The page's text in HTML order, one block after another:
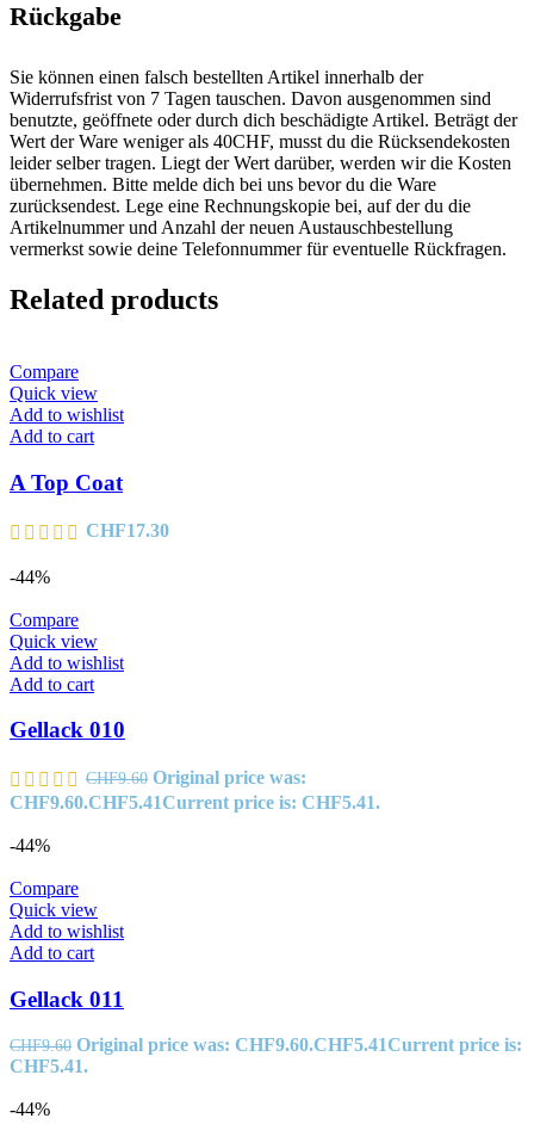
Rückgabe
Sie können einen falsch bestellten Artikel innerhalb der
Widerrufsfrist von 7 Tagen tauschen. Davon ausgenommen sind
benutzte, geöffnete oder durch dich beschädigte Artikel. Beträgt der
Wert der Ware weniger als 40CHF, musst du die Rücksendekosten
leider selber tragen. Liegt der Wert darüber, werden wir die Kosten
übernehmen. Bitte melde dich bei uns bevor du die Ware
zurücksendest. Lege eine Rechnungskopie bei, auf der du die
Artikelnummer und Anzahl der neuen Austauschbestellung
vermerkst sowie deine Telefonnummer für eventuelle Rückfragen.
Related products
Compare
Quick view
Add to wishlist
Add to cart
A Top Coat
CHF17.30
-44%
Compare
Quick view
Add to wishlist
Add to cart
Gellack 010
CHF9.60 Original price was:
CHF9.60.CHF5.41Current price is: CHF5.41.
-44%
Compare
Quick view
Add to wishlist
Add to cart
Gellack 011
CHF9.60 Original price was: CHF9.60.CHF5.41Current price is:
CHF5.41.
-44%